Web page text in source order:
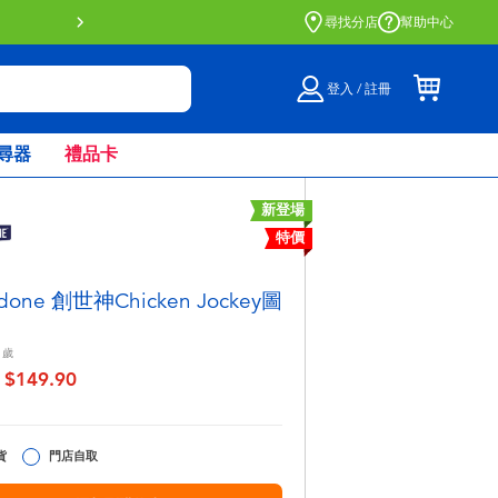
門店自取服務 網上購買並在店內
尋找分店 幫助中心
登入 / 註冊
器 禮品卡
新登場
特價
創世神Chicken Jockey圖
歲
$149.90
門店自取